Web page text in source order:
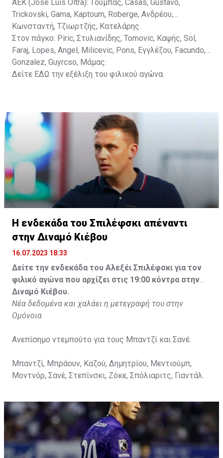
ΑΕΚ (Jose Luis Oltra): Tούμπας, Casas, Gustavo,
Trickovski, Gama, Κaptoum, Roberge, Aνδρέου,
Κωνσταντή, Τζιωρτζής, Κατελάρης.
Στον πάγκο: Piric, Στυλιανίδης, Tomovic, Καψής, Sol,
Faraj, Lopes, Angel, Milicevic, Pons, Εγγλέζου, Facundo,
Gonzalez, Guyrcso, Μάμας.
Δείτε ΕΔΩ την εξέλιξη του φιλικού αγώνα.
Η ενδεκάδα του Σπιλέφσκι απέναντι
στην Διναμό Κιέβου
16.07.2023 18:33
Δείτε την ενδεκάδα του Αλεξέι Σπιλέφσκι για τον
φιλικό αγώνα που αρχίζει στις 19:00 κόντρα στην
Διναμό Κιέβου.
Νέα δεδομένα και χαλάει η μετεγραφή του στην
Ομόνοια
Ανεπίσημο ντεμπούτο για τους Μπαντζί και Σανέ.
Μπαντζί, Μπράουν, Καζού, Δημητρίου, Μεντιούμπ,
Μοντνόρ, Σανέ, Στεπίνσκι, Ζόκε, Σπόλιαριτς, Γιαντάλ.